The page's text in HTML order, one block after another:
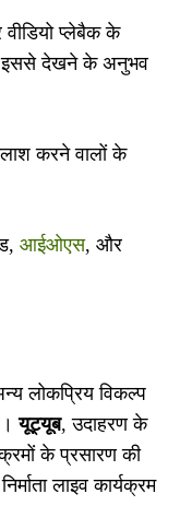
वीडियो प्लेबैक के
इससे देखने के अनुभव
करने वालों के
आईओएस, और
लोकप्रिय विकल्प
यूट्यूब, उदाहरण के
के प्रसारण की
लाइव कार्यक्रम